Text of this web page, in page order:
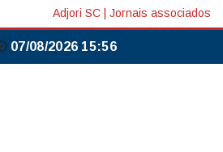
Adjori SC Jornais associados
07/08/2026 15:56